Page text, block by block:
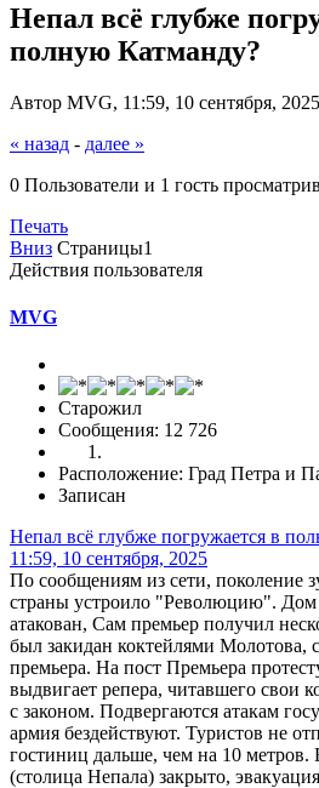
Непал всё глубже
полную Катманду?
Автор MVG, 11:59, 10 сентября, 2025
« назад - далее »
0 Пользователи и 1 гость
Печать
Вниз Страницы1
Действия пользователя
MVG
Старожил
Сообщения: 12 726
Расположение: Град Петра и
Записан
Непал всё глубже погружается в
11:59, 10 сентября, 2025
По сообщениям из сети, поколение
страны устроило "Революцию".
атакован, Сам премьер получил
был закидан коктейлями Молотова,
премьера. На пост Премьера
выдвигает репера, читавшего свои
с законом. Подвергаются атакам
армия бездействуют. Туристов не
гостиниц дальше, чем на 10
(столица Непала) закрыто,